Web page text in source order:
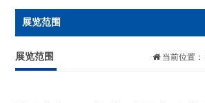
展览范围
展览范围 当前位置：